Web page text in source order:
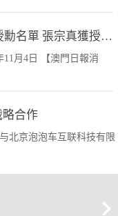
特區政府公佈2024年度授勳名單 張宗真獲授予專業...
11月4日 【澳門日報消
合作
北京泡泡车互联科技有限